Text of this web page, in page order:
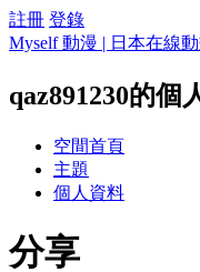
註冊 登錄
Myself 動漫 | 日本在線
qaz891230的個
空間首頁
主題
個人資料
分享